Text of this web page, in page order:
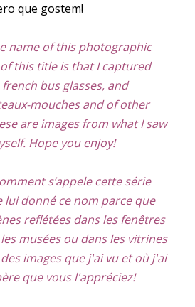
que gostem!
name of this photographic
this title is that I captured
bus glasses, and
mouches and of other
are images from what I saw
Hope you enjoy!
s’appele cette série
lui donné ce nom parce que
reflétées dans les fenêtres
musées ou dans les vitrines
images que j'ai vu et où j'ai
que vous l'appréciez!